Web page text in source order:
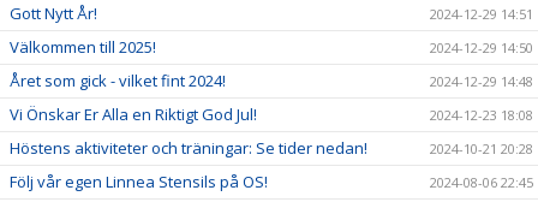
Gott Nytt År! 2024-12-29 14:51
Välkommen till 2025! 2024-12-29 14:50
Året som gick - vilket fint 2024! 2024-12-29 14:48
Vi Önskar Er Alla en Riktigt God Jul! 2024-12-23 18:08
Höstens aktiviteter och träningar: Se tider nedan! 2024-10-21 20:28
Följ vår egen Linnea Stensils på OS! 2024-08-06 22:45